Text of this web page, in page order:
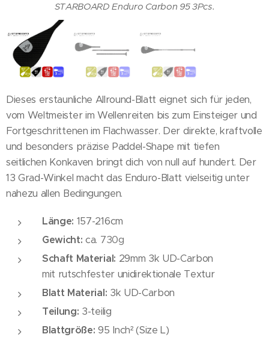
STARBOARD Enduro Carbon 95 3Pcs.
3teilig - kompakt für unterwegs
Besonders geeignet für Einsteiger
Dieses erstaunliche Allround-Blatt eignet sich für jeden,
vom Weltmeister im Wellenreiten bis zum Einsteiger und
Fortgeschrittenen im Flachwasser. Der direkte, kraftvolle
und besonders präzise Paddel-Shape mit tiefen
seitlichen Konkaven bringt dich von null auf hundert. Der
13 Grad-Winkel macht das Enduro-Blatt vielseitig unter
nahezu allen Bedingungen.
Länge: 157-216cm
Gewicht: ca. 730g
Schaft Material: 29mm 3k UD-Carbon
mit rutschfester unidirektionale Textur
Blatt Material: 3k UD-Carbon
Teilung: 3-teilig
Blattgröße:95 Inch² (Size L)